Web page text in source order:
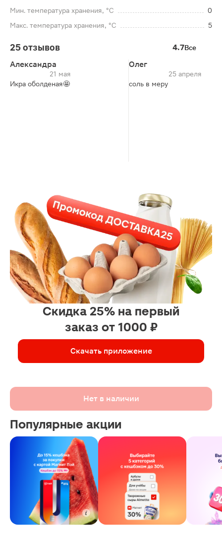
Мин. температура хранения, °C
0
Макс. температура хранения, °C
5
25 отзывов 4.7Все
Александра
21 мая
Икра оболденая🤩
Олег
25 апреля
соль в меру
Скидка 25% на первый
заказ от 1000 ₽
Скачать приложение
Нет в наличии
Популярные акции